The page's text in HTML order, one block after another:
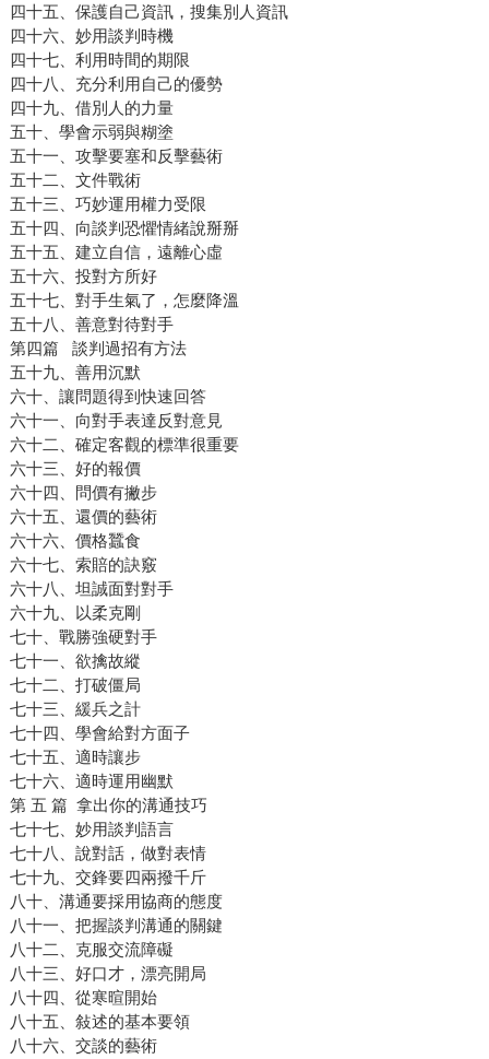
四十五、保護自己資訊，搜集別人資訊
四十六、妙用談判時機
四十七、利用時間的期限
四十八、充分利用自己的優勢
四十九、借別人的力量
五十、學會示弱與糊塗
五十一、攻擊要塞和反擊藝術
五十二、文件戰術
五十三、巧妙運用權力受限
五十四、向談判恐懼情緒說掰掰
五十五、建立自信，遠離心虛
五十六、投對方所好
五十七、對手生氣了，怎麼降溫
五十八、善意對待對手
第四篇 談判過招有方法
五十九、善用沉默
六十、讓問題得到快速回答
六十一、向對手表達反對意見
六十二、確定客觀的標準很重要
六十三、好的報價
六十四、問價有撇步
六十五、還價的藝術
六十六、價格蠶食
六十七、索賠的訣竅
六十八、坦誠面對對手
六十九、以柔克剛
七十、戰勝強硬對手
七十一、欲擒故縱
七十二、打破僵局
七十三、緩兵之計
七十四、學會給對方面子
七十五、適時讓步
七十六、適時運用幽默
第 五 篇 拿出你的溝通技巧
七十七、妙用談判語言
七十八、說對話，做對表情
七十九、交鋒要四兩撥千斤
八十、溝通要採用協商的態度
八十一、把握談判溝通的關鍵
八十二、克服交流障礙
八十三、好口才，漂亮開局
八十四、從寒暄開始
八十五、敍述的基本要領
八十六、交談的藝術